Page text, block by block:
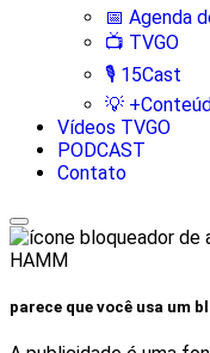
📅 Agenda
📺 TVGO
🎙️ 15Cast
💡
Vídeos TVGO
PODCAST
Contato
HAMM
parece que você usa um